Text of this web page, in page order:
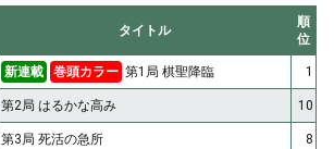
タイトル
順
位
新連載 巻頭カラー 第1局 棋聖降臨 1
第2局 はるかな高み 10
第3局 死活の急所 8